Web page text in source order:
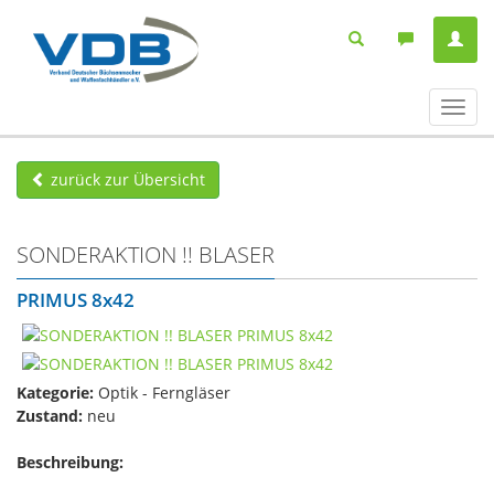
ein-/
zurück zur Übersicht
SONDERAKTION !! BLASER
PRIMUS 8x42
Kategorie: Optik - Ferngläser
Zustand: neu
Beschreibung: